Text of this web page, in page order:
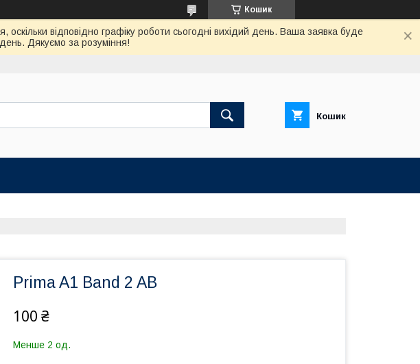
Кошик
відповідно графіку роботи сьогодні вихідий день. Ваша заявка буде
Дякуємо за розуміння!
Кошик
Prima A1 Band 2 AB
100 ₴
Менше 2 од.